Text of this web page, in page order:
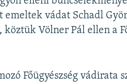
emeltek vádat Schadl
köztük Völner Pál ellen a
Főügyészség vádirata